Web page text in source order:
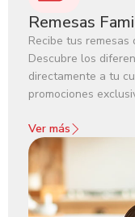
Remesas
Recibe tus
Descubre los
directamente a tu
promociones
Ver más